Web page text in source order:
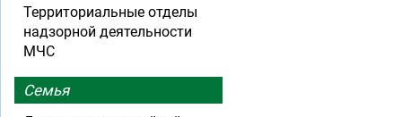
Территориальные отделы
надзорной деятельности
МЧС
Семья